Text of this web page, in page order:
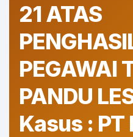
21 ATAS
PEGAWAI
PANDU
Kasus : PT